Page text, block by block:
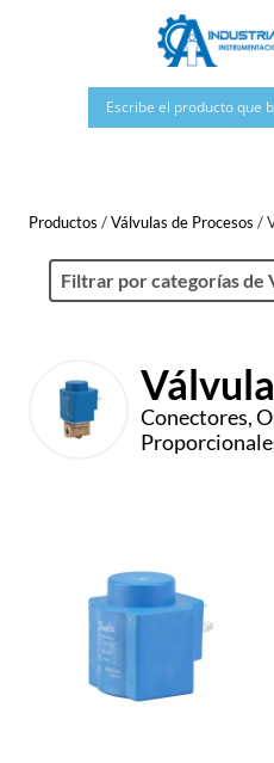
Productos /Válvulas de Procesos /
Filtrar por categorías de
Conectores,